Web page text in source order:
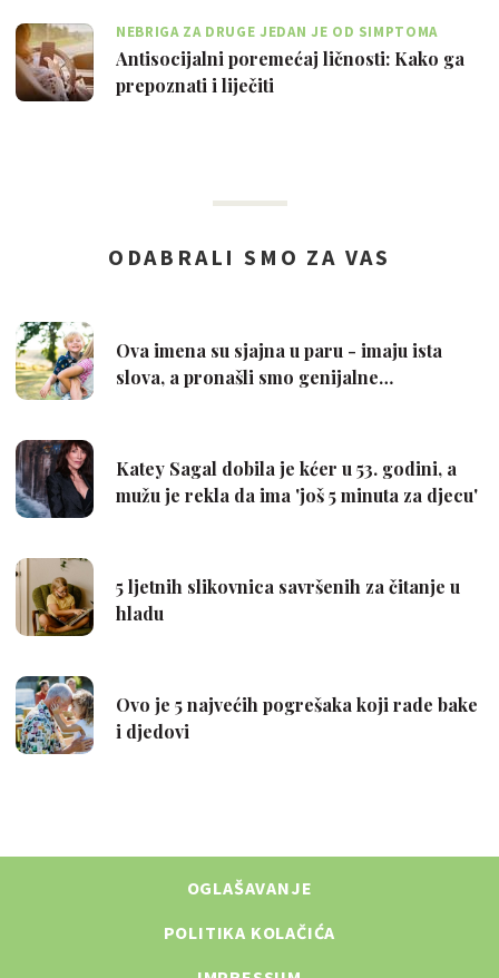
NEBRIGA ZA DRUGE JEDAN JE OD SIMPTOMA
Antisocijalni poremećaj ličnosti: Kako ga
prepoznati i liječiti
OGLAŠAVANJE
POLITIKA KOLAČIĆA